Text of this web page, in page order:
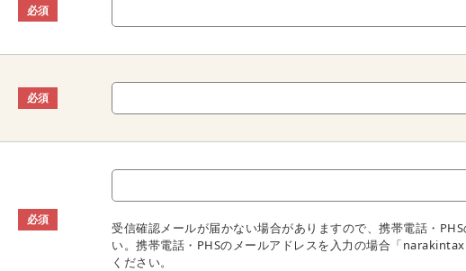
必須
必須
必須
受信確認メールが届かない場合がありますので、携帯電話・
い。携帯電話・PHSのメールアドレスを入力の場合「
ください。